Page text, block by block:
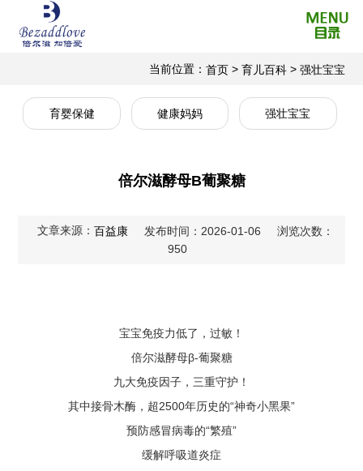
当前位置： 首页> 育儿百科> 强壮宝宝
育婴保健 健康妈妈 强壮宝宝
倍尔滋酵母B葡聚糖
文章来源： 百益康 发布时间：2026-01-06
浏览次数：
950
宝宝免疫力低了，过敏！
倍尔滋酵母β-葡聚糖
九大免疫因子，三重守护！
其中接骨木酶，超2500年历史的“神奇小黑果”
预防感冒病毒的“繁殖”
缓解呼吸道炎症